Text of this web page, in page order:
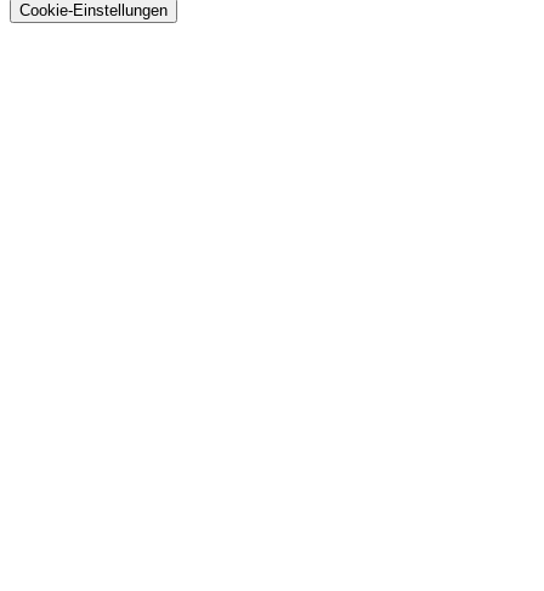
Cookie-Einstellungen